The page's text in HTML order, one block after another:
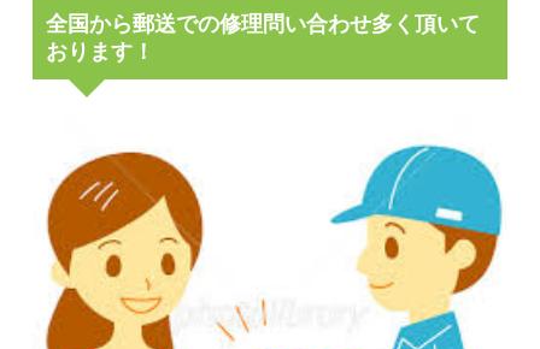
全国から郵送での修理問い合わせ多く頂いて
おります！